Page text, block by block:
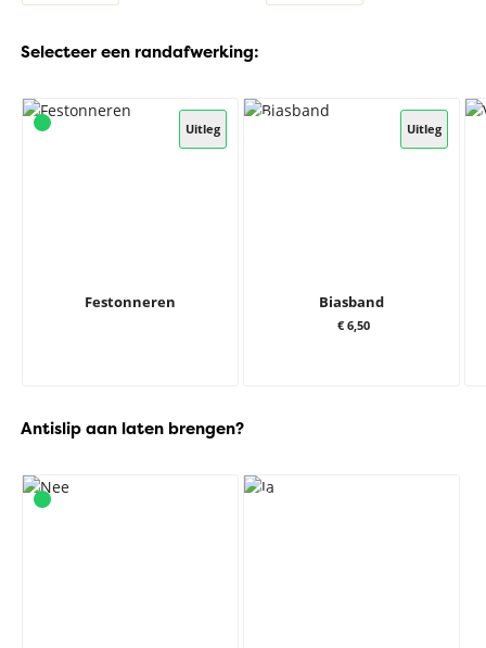
Selecteer een randafwerking:
Uitleg
Festonneren
Uitleg
Biasband
€ 6,50
Antislip aan laten brengen?